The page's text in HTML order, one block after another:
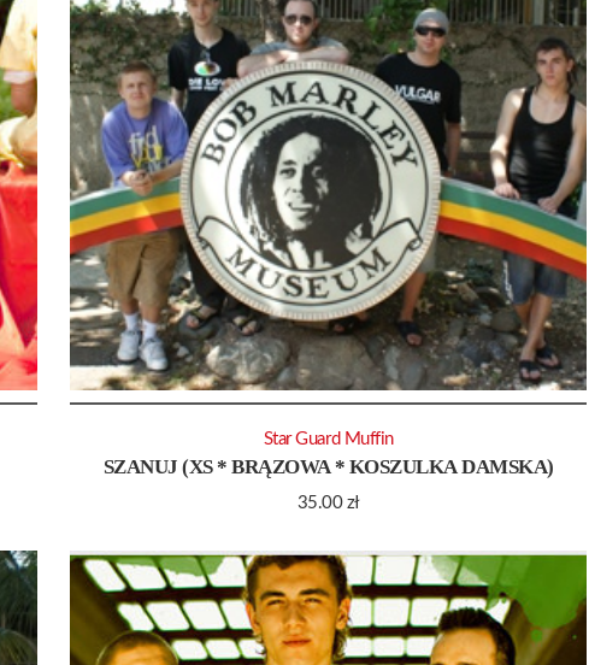
SZANUJ (XS * BRĄZOWA * KOSZULKA DAMSKA)
35.00 zł
Star Guard Muffin